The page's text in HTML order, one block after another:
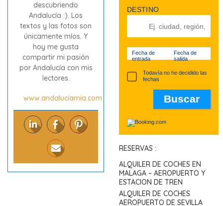
descubriendo
Andalucía :). Los
textos y las fotos son
únicamente míos. Y
hoy me gusta
compartir mi pasión
por Andalucía con mis
lectores.
www.andaluciamia.com
DESTINO
Fecha de
entrada
Fecha de
salida
Todavía no he decidido las
fechas
RESERVAS :
ALQUILER DE COCHES EN
MALAGA – AEROPUERTO Y
ESTACION DE TREN
ALQUILER DE COCHES
AEROPUERTO DE SEVILLA